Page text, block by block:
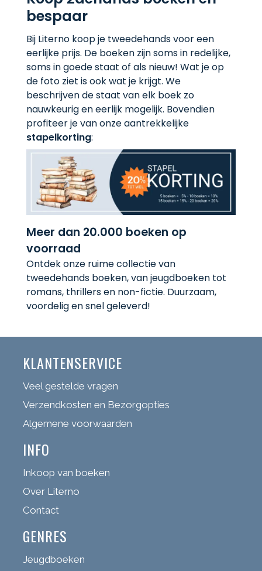
bespaar
Bij Literno koop je tweedehands voor een
eerlijke prijs. De boeken zijn soms in redelijke,
soms in goede staat of als nieuw! Wat je op
de foto ziet is ook wat je krijgt. We
beschrijven de staat van elk boek zo
nauwkeurig en eerlijk mogelijk. Bovendien
profiteer je van onze aantrekkelijke
stapelkorting:
Meer dan 20.000 boeken op
voorraad
Ontdek onze ruime collectie van
tweedehands boeken, van jeugdboeken tot
romans, thrillers en non-fictie. Duurzaam,
voordelig en snel geleverd!
KLANTENSERVICE
Veel gestelde vragen
Verzendkosten en Bezorgopties
Algemene voorwaarden
INFO
Inkoop van boeken
Over Literno
Contact
GENRES
Jeugdboeken